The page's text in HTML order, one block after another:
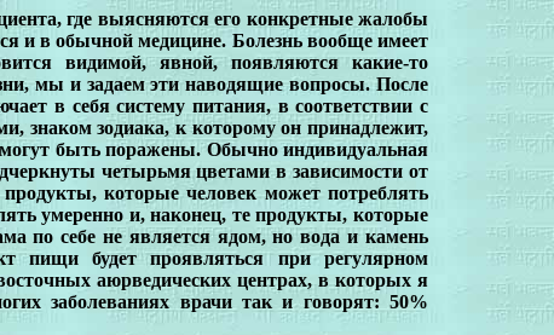
где выясняются его конкретные жалобы
и в обычной медицине. Болезнь вообще имеет
видимой, явной, появляются какие-то
мы и задаем эти наводящие вопросы. После
в себя систему питания, в соответствии с
знаком зодиака, к которому он принадлежит,
могут быть поражены. Обычно индивидуальная
четырьмя цветами в зависимости от
которые человек может потреблять
умеренно и, наконец, те продукты, которые
по себе не является ядом, но вода и камень
пищибудет проявляться при регулярном
аюрведических центрах, в которых я
заболеваниях врачи так и говорят: 50%